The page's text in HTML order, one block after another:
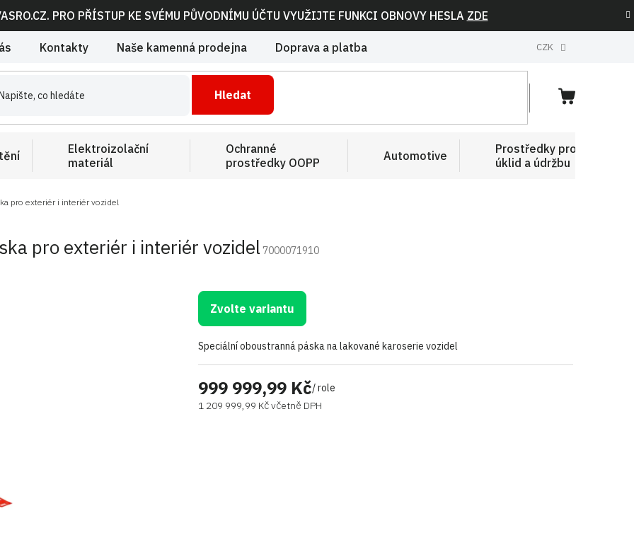
PRO PŘÍSTUP KE SVÉMU PŮVODNÍMU ÚČTU VYUŽIJTE FUNKCI OBNOVY HESLA ZDE
Kontakty Naše kamenná prodejna Doprava a platba CZK
Hledat
NÁKUPNÍ
Elektroizolační
materiál
Ochranné
prostředky OOPP
Automotive
Prostředky pro
úklid a údržbu
pro exteriér i interiér vozidel
pro exteriér i interiér vozidel 7000071910
999 999,99 Kč/ role
1 209 999,99 Kč včetně DPH
Zvolte variantu
Speciální oboustranná páska na lakované karoserie vozidel